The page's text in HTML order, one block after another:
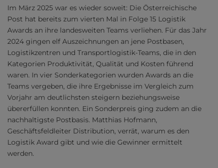
Im März 2025 war es wieder soweit: Die Österreichische
Post hat bereits zum vierten Mal in Folge 15 Logistik
Awards an ihre landesweiten Teams verliehen. Für das Jahr
2024 gingen elf Auszeichnungen an jene Postbasen,
Logistikzentren und Transportlogistik-Teams, die in den
Kategorien Produktivität, Qualität und Kosten führend
waren. In vier Sonderkategorien wurden Awards an die
Teams vergeben, die ihre Ergebnisse im Vergleich zum
Vorjahr am deutlichsten steigern beziehungsweise
übererfüllen konnten. Ein Sonderpreis ging zudem an die
nachhaltigste Postbasis. Matthias Hofmann,
Geschäftsfeldleiter Distribution, verrät, warum es den
Logistik Award gibt und wie die Gewinner ermittelt
werden.